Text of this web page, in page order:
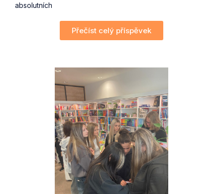
absolutních
Přečíst celý příspěvek